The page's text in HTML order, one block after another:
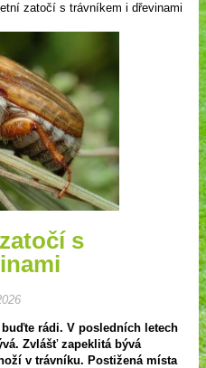
zatočí s trávníkem i dřevinami
s
rádi. V posledních letech
Zvlášť zapeklitá bývá
v trávníku. Postižená místa